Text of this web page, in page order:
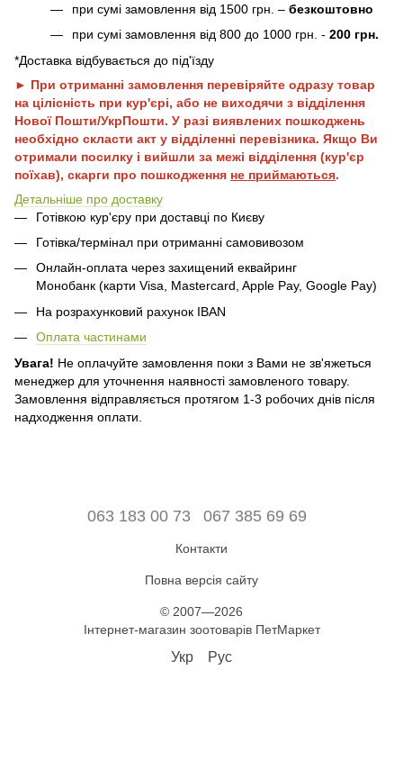
при сумі замовлення від 1500 грн. – безкоштовно
при сумі замовлення від 800 до 1000 грн. - 200 грн.
*Доставка відбувається до під'їзду
► При отриманні замовлення перевіряйте одразу товар
на цілісність при кур'єрі, або не виходячи з відділення
Нової Пошти/УкрПошти. У разі виявлених пошкоджень
необхідно скласти акт у відділенні перевізника. Якщо Ви
отримали посилку і вийшли за межі відділення (кур'єр
поїхав), скарги про пошкодження не приймаються.
Детальніше про доставку
Готівкою кур'єру при доставці по Києву
Готівка/термінал при отриманні самовивозом
Онлайн-оплата через захищений еквайринг
Монобанк (карти Visa, Mastercard, Apple Pay, Google Pay)
На розрахунковий рахунок IBAN
Оплата частинами
Увага! Не оплачуйте замовлення поки з Вами не зв'яжеться
менеджер для уточнення наявності замовленого товару.
Замовлення відправляється протягом 1-3 робочих днів після
надходження оплати.
063 183 00 73 067 385 69 69
Контакти
Повна версія сайту
© 2007—2026
Інтернет-магазин зоотоварів ПетМаркет
Укр Рус